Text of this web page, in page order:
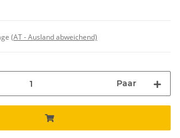
(AT - Ausland abweichend)
Paar